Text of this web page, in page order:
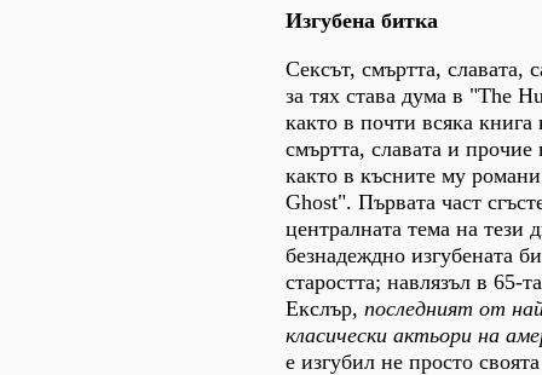
Изгубена битка
Сексът, смъртта, славата,
за тях става дума в "The
както в почти всяка книга
смъртта, славата и прочие
както в късните му
Ghost". Първата част
централната тема на тези
безнадеждно изгубената
старостта; навлязъл в 65-
Екслър, последният от
класически актьори на
е изгубил не просто